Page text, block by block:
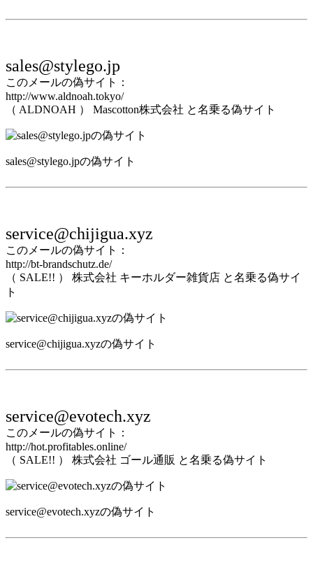
sales@stylego.jp
このメールの偽サイト：
http://www.aldnoah.tokyo/
（ ALDNOAH ） Mascotton株式会社 と名乗る偽サイト
sales@stylego.jpの偽サイト
service@chijigua.xyz
このメールの偽サイト：
http://bt-brandschutz.de/
（ SALE!! ） 株式会社 キーホルダー雑貨店 と名乗る偽サイ
ト
service@chijigua.xyzの偽サイト
service@evotech.xyz
このメールの偽サイト：
http://hot.profitables.online/
（ SALE!! ） 株式会社 ゴール通販 と名乗る偽サイト
service@evotech.xyzの偽サイト